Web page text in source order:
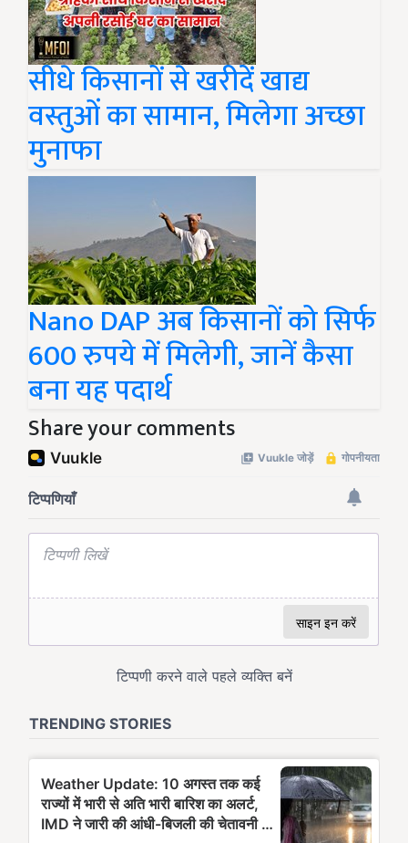
सीधे किसानों से खरीदें खाद्य
वस्तुओं का सामान, मिलेगा अच्छा
मुनाफा
Nano DAP अब किसानों को सिर्फ
600 रुपये में मिलेगी, जानें कैसा
बना यह पदार्थ
Share your comments